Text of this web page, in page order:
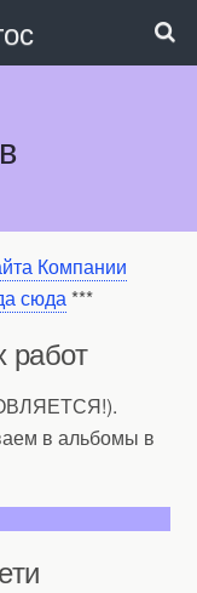
Компании
сюда ***
в альбомы в